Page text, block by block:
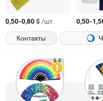
0,50-0,80$/шт. 0,50-
Контакты